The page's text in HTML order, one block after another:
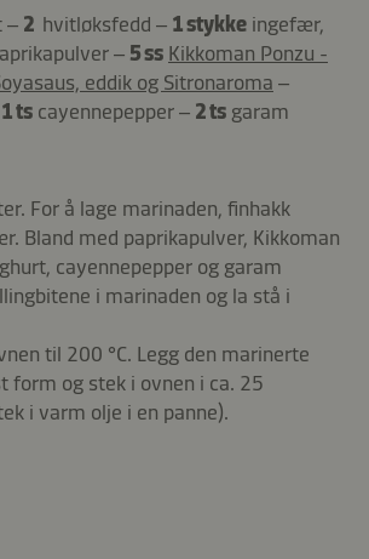
– 2 hvitløksfedd – 1 stykke ingefær,
– 5 ss Kikkoman Ponzu -
eddik og Sitronaroma –
1 ts cayennepepper – 2 ts garam
For å lage marinaden, finhakk
Bland med paprikapulver, Kikkoman
cayennepepper og garam
i marinaden og la stå i
til 200 °C. Legg den marinerte
form og stek i ovnen i ca. 25
i varm olje i en panne).